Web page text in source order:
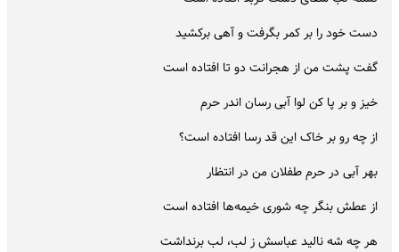
دست خود را بر کمر بگرفت و آهی برکشید
گفت پشت من از هجرانت دو تا افتاده است
خیز و بر پا کن لوا آبی رسان اندر حرم
از چه رو بر خاک این قد رسا افتاده است؟
بهر آبی در حرم طفلان من در انتظار
از عطش بنگر چه شوری خیمه‌ها افتاده است
هر چه شه نالید عباسش ز لب، لب برنداشت